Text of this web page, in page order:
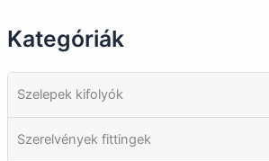
Kategóriák
Szelepek kifolyók
Szerelvények fittingek